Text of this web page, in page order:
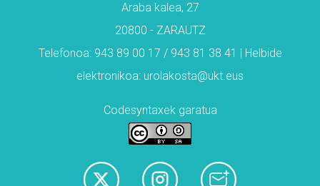
Araba kalea, 27
20800 - ZARAUTZ
Telefonoa: 943 89 00 17 / 943 81 38 41 | Helbide
elektronikoa: urolakosta@ukt.eus
Codesyntaxek garatua